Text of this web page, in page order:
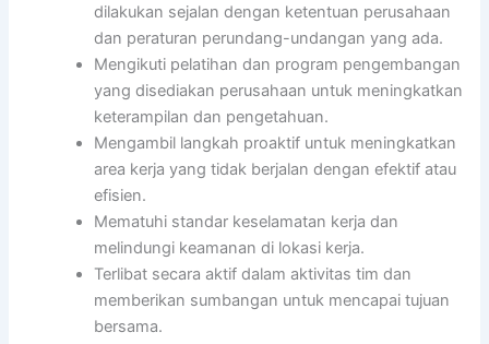
dilakukan sejalan dengan ketentuan perusahaan
dan peraturan perundang-undangan yang ada.
Mengikuti pelatihan dan program pengembangan
yang disediakan perusahaan untuk meningkatkan
keterampilan dan pengetahuan.
Mengambil langkah proaktif untuk meningkatkan
area kerja yang tidak berjalan dengan efektif atau
efisien.
Mematuhi standar keselamatan kerja dan
melindungi keamanan di lokasi kerja.
Terlibat secara aktif dalam aktivitas tim dan
memberikan sumbangan untuk mencapai tujuan
bersama.